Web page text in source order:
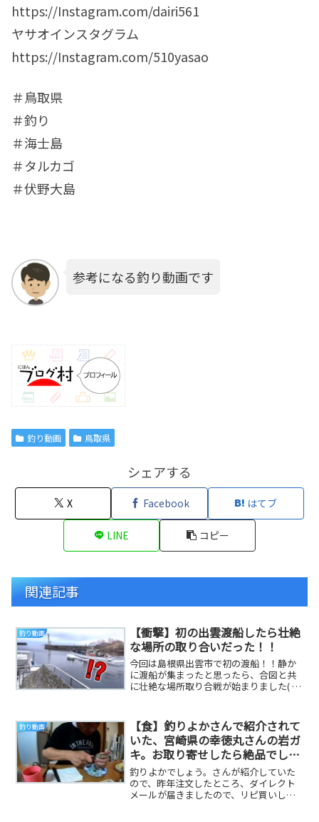
https://Instagram.com/dairi561
ヤサオインスタグラム
https://Instagram.com/510yasao
＃鳥取県
＃釣り
＃海士島
＃タルカゴ
＃伏野大島
参考になる釣り動画です
釣り動画 鳥取県
シェアする
X Facebook はてブ
LINE コピー
関連記事
釣り動画
【衝撃】初の出雲渡船したら壮絶
な場所の取り合いだった！！
今回は島根県出雲市で初の渡船！！静か
に渡船が集まったと思ったら、合図と共
に壮絶な場所取り合戦が始まりました( ﾟ
釣り動画
【食】釣りよかさんで紹介されて
いた、宮崎県の幸徳丸さんの岩ガ
キ。お取り寄せしたら絶品でし
た。
釣りよかでしょう。さんが紹介していた
ので、昨年注文したところ、ダイレクト
メールが届きましたので、リピ買いしま